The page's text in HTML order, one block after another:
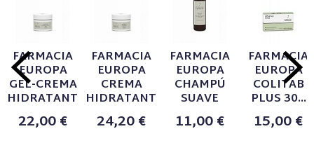
FARMACIA
EUROPA
GEL-CREMA
HIDRATANTE...
22,00 €
FARMACIA
EUROPA
CREMA
HIDRATANTE...
24,20 €
FARMACIA
EUROPA
CHAMPÚ
SUAVE
11,00 €
FARMACIA
EUROPA
COLITAB
PLUS 30...
15,00 €